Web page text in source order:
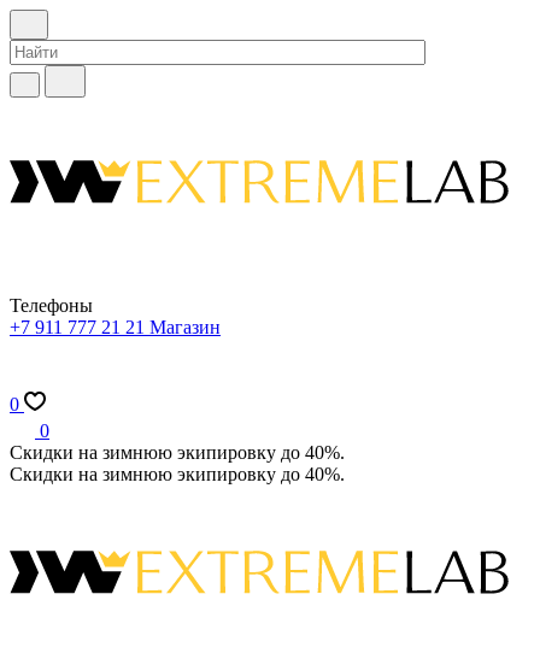
Телефоны
+7 911 777 21 21 Магазин
0
0
Скидки на зимнюю экипировку до 40%.
Скидки на зимнюю экипировку до 40%.